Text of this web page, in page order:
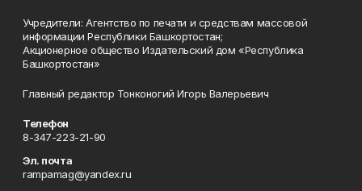
Учредители: Агентство по печати и средствам массовой
информации Республики Башкортостан;
Акционерное общество Издательский дом «Республика
Башкортостан»
Главный редактор Тонконогий Игорь Валерьевич
Телефон
8-347-223-21-90
Эл. почта
rampamag@yandex.ru